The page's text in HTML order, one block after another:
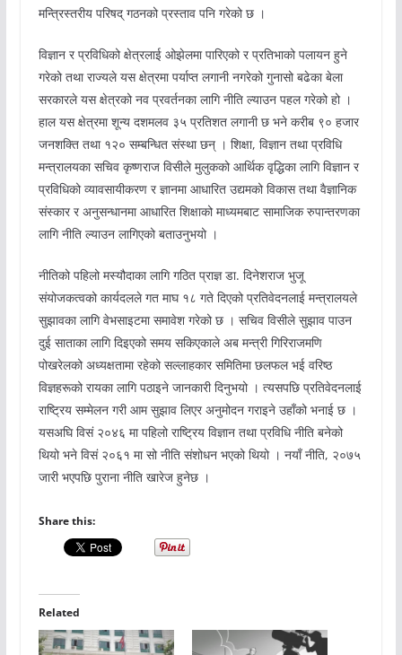
मन्त्रिस्तरीय परिषद् गठनको प्रस्ताव पनि गरेको छ ।
विज्ञान र प्रविधिको क्षेत्रलाई ओझेलमा पारिएको र प्रतिभाको पलायन हुने
गरेको तथा राज्यले यस क्षेत्रमा पर्याप्त लगानी नगरेको गुनासो बढेका बेला
सरकारले यस क्षेत्रको नव प्रवर्तनका लागि नीति ल्याउन पहल गरेको हो ।
हाल यस क्षेत्रमा शून्य दशमलव ३५ प्रतिशत लगानी छ भने करीब ९० हजार
जनशक्ति तथा १२० सम्बन्धित संस्था छन् । शिक्षा, विज्ञान तथा प्रविधि
मन्त्रालयका सचिव कृष्णराज विसीले मुलुकको आर्थिक वृद्धिका लागि विज्ञान र
प्रविधिको व्यावसायीकरण र ज्ञानमा आधारित उद्यमको विकास तथा वैज्ञानिक
संस्कार र अनुसन्धानमा आधारित शिक्षाको माध्यमबाट सामाजिक रुपान्तरणका
लागि नीति ल्याउन लागिएको बताउनुभयो ।
नीतिको पहिलो मस्यौदाका लागि गठित प्राज्ञ डा. दिनेशराज भुजू
संयोजकत्वको कार्यदलले गत माघ १८ गते दिएको प्रतिवेदनलाई मन्त्रालयले
सुझावका लागि वेभसाइटमा समावेश गरेको छ । सचिव विसीले सुझाव पाउन
दुई साताका लागि दिइएको समय सकिएकाले अब मन्त्री गिरिराजमणि
पोखरेलको अध्यक्षतामा रहेको सल्लाहकार समितिमा छलफल भई वरिष्ठ
विज्ञहरूको रायका लागि पठाइने जानकारी दिनुभयो । त्यसपछि प्रतिवेदनलाई
राष्ट्रिय सम्मेलन गरी आम सुझाव लिएर अनुमोदन गराइने उहाँको भनाई छ ।
यसअघि विसं २०४६ मा पहिलो राष्ट्रिय विज्ञान तथा प्रविधि नीति बनेको
थियो भने विसं २०६१ मा सो नीति संशोधन भएको थियो । नयाँ नीति, २०७५
जारी भएपछि पुराना नीति खारेज हुनेछ ।
Share this:
Related